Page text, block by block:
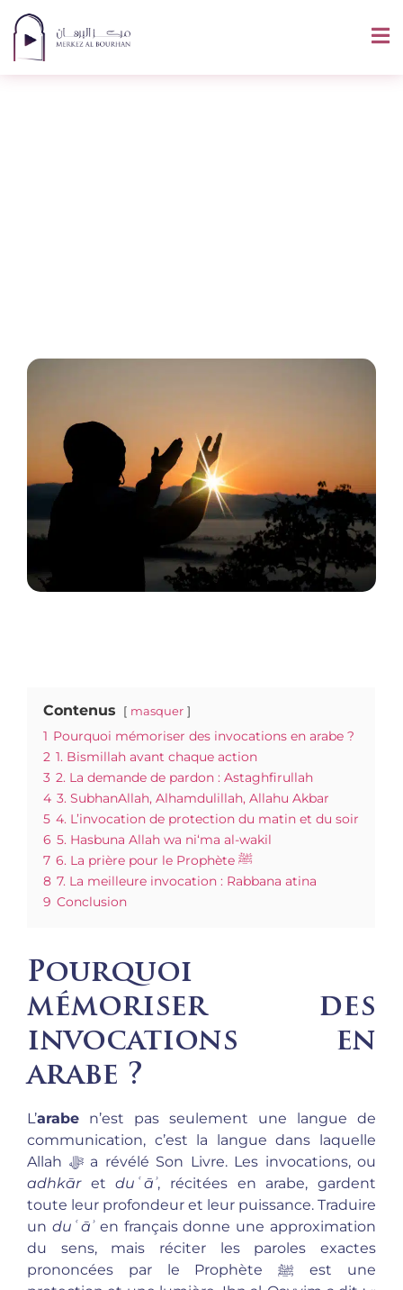
Contenus masquer
1 Pourquoi mémoriser des invocations en arabe ?
2 1. Bismillah avant chaque action
3 2. La demande de pardon : Astaghfirullah
4 3. SubhanAllah, Alhamdulillah, Allahu Akbar
5 4. L’invocation de protection du matin et du soir
6 5. Hasbuna Allah wa ni‘ma al-wakil
7
6. La prière pour le Prophète ﷺ
8 7. La meilleure invocation : Rabbana atina
9 Conclusion
Pourquoi
mémoriser des
invocations en
arabe ?
L’arabe n’est pas seulement une langue de
communication, c’est la langue dans laquelle
Allah ﷻ a révélé Son Livre. Les invocations, ou
adhkāretduʿāʾ, récitées en arabe, gardent
toute leur profondeur et leur puissance. Traduire
un duʿāʾen français donne une approximation
du sens, mais réciter les paroles exactes
prononcées par le Prophète ﷺ est une